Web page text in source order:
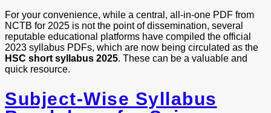
For your convenience, while a central, all-in-one PDF from
NCTB for 2025 is not the point of dissemination, several
reputable educational platforms have compiled the official
2023 syllabus PDFs, which are now being circulated as the
HSC short syllabus 2025. These can be a valuable and
quick resource.
Subject-Wise Syllabus